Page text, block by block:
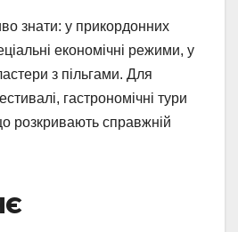
знати: у прикордонних
економічні режими, у
з пільгами. Для
гастрономічні тури
розкривають справжній